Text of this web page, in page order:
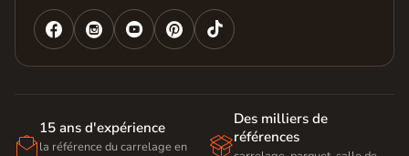
   

15 ans d'expérience
la référence du carrelage en 
Des milliers de
références